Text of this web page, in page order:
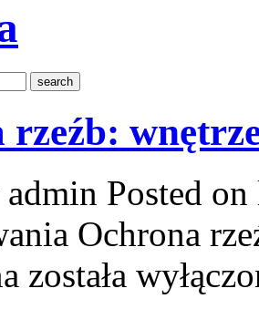
rzeźb:
Posted
Ochrona
została